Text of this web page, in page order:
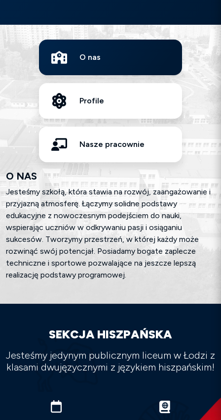
O nas
Profile
Nasze pracownie
O NAS
Jesteśmy szkołą, która stawia na rozwój, zaangażowanie i
przyjazną atmosferę. Łączymy solidne podstawy
edukacyjne z nowoczesnym podejściem do nauki,
wspierając uczniów w odkrywaniu pasji i osiąganiu
sukcesów. Tworzymy przestrzeń, w której każdy może
rozwinąć swój potencjał. Posiadamy bogate zaplecze
techniczne i sportowe pozwalające na jeszcze lepszą
realizację podstawy programowej.
SEKCJA HISZPAŃSKA
Jesteśmy jedynym publicznym liceum w Łodzi z
klasami dwujęzycznymi z językiem hiszpańskim!